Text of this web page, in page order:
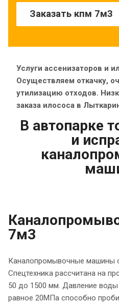
Заказать кпм 7м3
Услуги ассенизаторов и
Осуществляем откачку,
утилизацию отходов.
заказа илососа в
В автопарке
и
7м3
Каналопромывочные машины
Спецтехника рассчитана на
50 до 1500 мм. Давление
равное 20МПа способно